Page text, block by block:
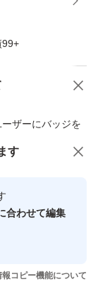
99+
ザーにバッジを
ーです
績があります
への質問
す
合わせて編集
報コピー機能について